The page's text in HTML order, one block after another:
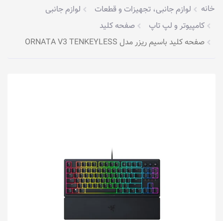
خانه لوازم جانبی، تجهیزات و قطعات
لوازم جانبی
کامپیوتر و لپ تاپ
صفحه کلید
صفحه کلید باسیم ریزر مدل ORNATA V3 TENKEYLESS